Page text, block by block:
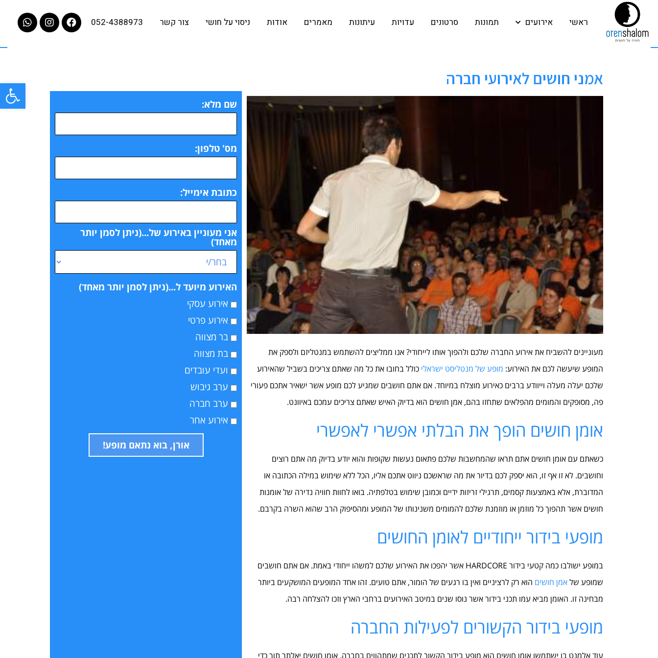
פתח
ראשי אירועים תמונות סרטונים עדויות עיתונות מאמרים אודות ניסוי על חושי צור קשר 052-4388973
אמני חושים לאירועי חברה
מעוניינים להשביח את אירוע החברה שלכם ולהפוך אותו לייחודי? אנו ממליצים להשתמש במנטליזם ולספק את
המופע שיעשה לכם את האירוע: מופע של מנטליסט ישראלי כולל בחובו את כל מה שאתם צריכים בשביל שהאירוע
שלכם יעלה מעלה וייוודע ברבים כאירוע מוצלח במיוחד. אם אתם חושבים שמגיע לכם מופע אשר ישאיר אתכם פעורי
פה, מסופקים והמומים מהפלאים שתחזו בהם, אמן חושים הוא בדיוק האיש שאתם צריכים עמכם באיוונט.
אומן חושים הופך את הבלתי אפשרי לאפשרי
כשאתם עם אומן חושים אתם תראו שהמחשבות שלכם פתאום נעשות שקופות והוא יודע בדיוק מה אתם רוצים
וחושבים. לא זו אף זו, הוא יספק לכם בדיור את מה שראשכם ניווט אתכם אליו, הכל ללא שימוש במילה הכתובה או
המדוברת, אלא באמצעות קסמים, תרגילי זריזות ידיים וכמובן שימוש בטלפתיה. בואו לחוות חוויה נדירה של אומנות
חושים אשר תהפוך כל מוזמן או מוזמנת שלכם להמומים משנינותו של המופע ומהסיפוק הרב שהוא השרה בקרבם.
מופעי בידור ייחודיים לאומן החושים
במופע ישולבו כמה קטעי בידור HARDCORE אשר יהפכו את האירוע שלכם למשהו ייחודי באמת. אם אתם חושבים
שמופע שלאמן חושים הוא רק לרציניים ואין בו רגעים של הומור, אתם טועים. זהו אחד המופעים המושקעים ביותר
מבחינה זו. האומן מביא עמו תכני בידור אשר נוסו שנים במיטב האירועים ברחבי הארץ וזכו להצלחה רבה.
מופעי בידור הקשורים לפעילות החברה
עוד אלמנט בו ישתמשו אומן חושים הוא מופע בידור הקשור לתכנים שמתהווים בחברה. אומן חושים יאלתר תוך כדי
שם מלא:
מס' טלפון:
כתובת אימייל:
אני מעוניין באירוע של...(ניתן לסמן יותר
מאחד)
האירוע מיועד ל...(ניתן לסמן יותר מאחד)
אירוע עסקי
אירוע פרטי
בר מצווה
בת מצווה
ועדי עובדים
ערב גיבוש
ערב חברה
אירוע אחר
אורן, בוא נתאם מופע!